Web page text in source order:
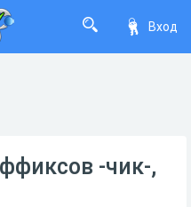
Вход
-чик-,